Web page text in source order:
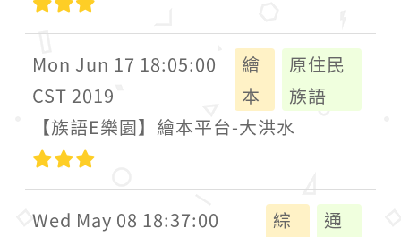
Mon Jun 17 18:05:00
CST 2019
繪
本
原住民
族語
【族語E樂園】繪本平台-大洪水
Wed May 08 18:37:00
綜
通